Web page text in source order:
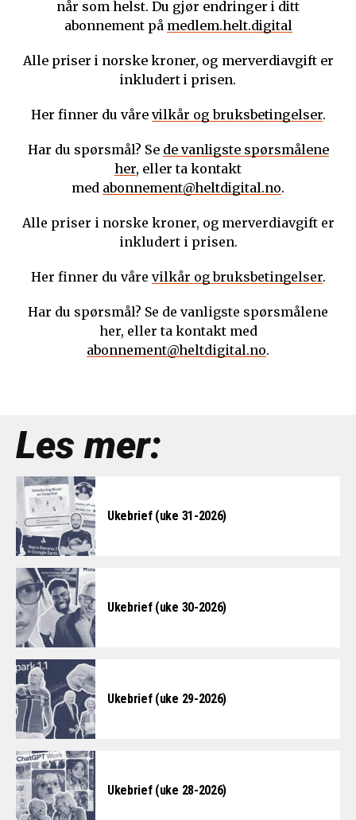
når som helst. Du gjør endringer i ditt
abonnement på medlem.helt.digital
Alle priser i norske kroner, og merverdiavgift er
inkludert i prisen.
Her finner du våre vilkår og bruksbetingelser.
Har du spørsmål? Se de vanligste spørsmålene
her, eller ta kontakt
med abonnement@heltdigital.no.
Alle priser i norske kroner, og merverdiavgift er
inkludert i prisen.
Her finner du våre vilkår og bruksbetingelser.
Har du spørsmål? Se de vanligste spørsmålene
her, eller ta kontakt med
abonnement@heltdigital.no.
Les mer:
Ukebrief (uke 31-2026)
Ukebrief (uke 30-2026)
Ukebrief (uke 29-2026)
Ukebrief (uke 28-2026)